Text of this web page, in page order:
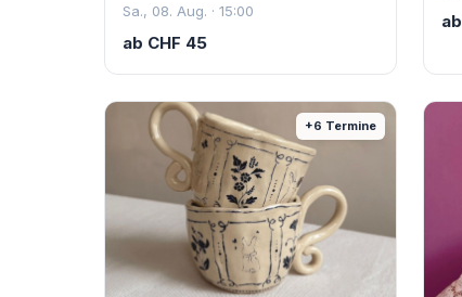
Sa., 08. Aug. · 15:00
ab CHF 45
ab
+6 Termine